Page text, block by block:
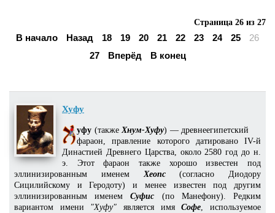
Страница 26 из 27
В начало Назад 18 19 20 21 22 23 24 25
26
27
Вперёд В конец
Хуфу
уфу (такжеХнум-Хуфу) — древнеегипетский
фараон, правление которого датировано IV-й
Династией Древнего Царства, около 2580 год до н.
э. Этот фараон также хорошо известен под
эллинизированным именемХеопс(согласно Диодору
Сицилийскому и Геродоту) и менее известен под другим
эллинизированным именемСуфис (по Манефону). Редким
вариантом имени "Хуфу" является имяСофе, используемое